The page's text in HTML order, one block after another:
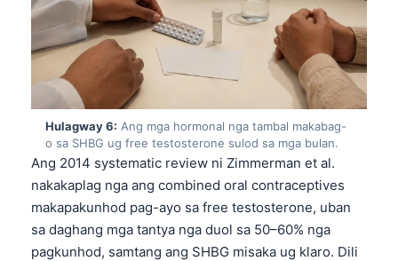
Hulagway 6: Ang mga hormonal nga tambal makabag-
o sa SHBG ug free testosterone sulod sa mga bulan.
Ang 2014 systematic review ni Zimmerman et al.
nakakaplag nga ang combined oral contraceptives
makapakunhod pag-ayo sa free testosterone, uban
sa daghang mga tantya nga duol sa 50–60% nga
pagkunhod, samtang ang SHBG misaka ug klaro. Dili
বাংলা
اردو
मराठी
తెలుగు
தமிழ்
ગુજરાતી
മലയാളം
Bahasa Melayu